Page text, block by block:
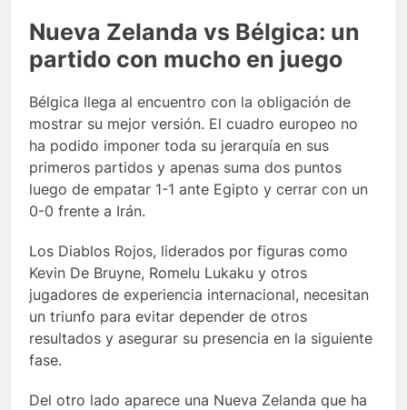
Nueva Zelanda vs Bélgica: un
partido con mucho en juego
Bélgica llega al encuentro con la obligación de
mostrar su mejor versión. El cuadro europeo no
ha podido imponer toda su jerarquía en sus
primeros partidos y apenas suma dos puntos
luego de empatar 1-1 ante Egipto y cerrar con un
0-0 frente a Irán.
Los Diablos Rojos, liderados por figuras como
Kevin De Bruyne, Romelu Lukaku y otros
jugadores de experiencia internacional, necesitan
un triunfo para evitar depender de otros
resultados y asegurar su presencia en la siguiente
fase.
Del otro lado aparece una Nueva Zelanda que ha